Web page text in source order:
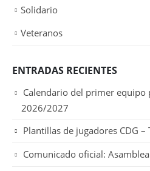
Solidario
Veteranos
ENTRADAS RECIENTES
Calendario del primer equipo
2026/2027
Plantillas de jugadores CDG
Comunicado oficial: